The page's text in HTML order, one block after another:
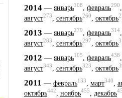
2014 — январь108, февраль290
август273 сентябрь260 октябрь
2013 — январь279, февраль314
август283 сентябрь297 октябрь
2012 — январь105, февраль438
август343, сентябрь323, октябрь
2011 — февраль133 март340
октябрь442, ноябрь455, декабрь